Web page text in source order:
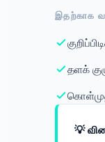
இதற்காக
தளக்
💡